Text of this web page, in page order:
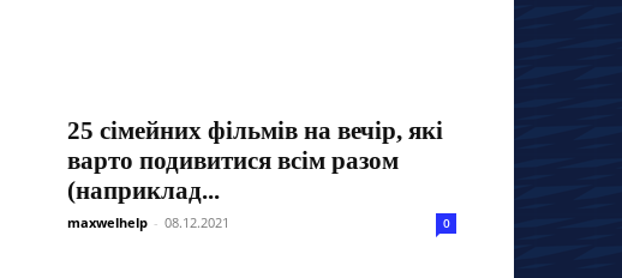
25 сімейних фільмів на вечір, які
варто подивитися всім разом
(наприклад...
maxwelhelp - 08.12.2021 0